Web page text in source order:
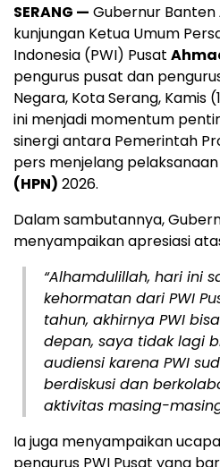
SERANG — Gubernur Banten
kunjungan Ketua Umum
Indonesia (PWI) Pusat
pengurus pusat dan
Negara, Kota Serang, Kamis
ini menjadi momentum
sinergi antara Pemerintah
pers menjelang pelaksanaan
(HPN) 2026.
Dalam sambutannya,
menyampaikan apresiasi
“Alhamdulillah, hari ini
kehormatan dari PWI
tahun, akhirnya PWI
depan, saya tidak lagi
audiensi karena PWI
berdiskusi dan
aktivitas masing-
Ia juga menyampaikan
pengurus PWI Pusat yang